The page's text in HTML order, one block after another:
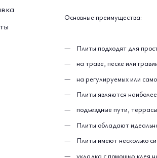
Основные преимущества:
Плиты подходят для
на траве, песке или
на регулируемых или
Плиты являются
подъездные пути,
Плиты обладают
Плиты имеют несколько
укладка с помощью клея